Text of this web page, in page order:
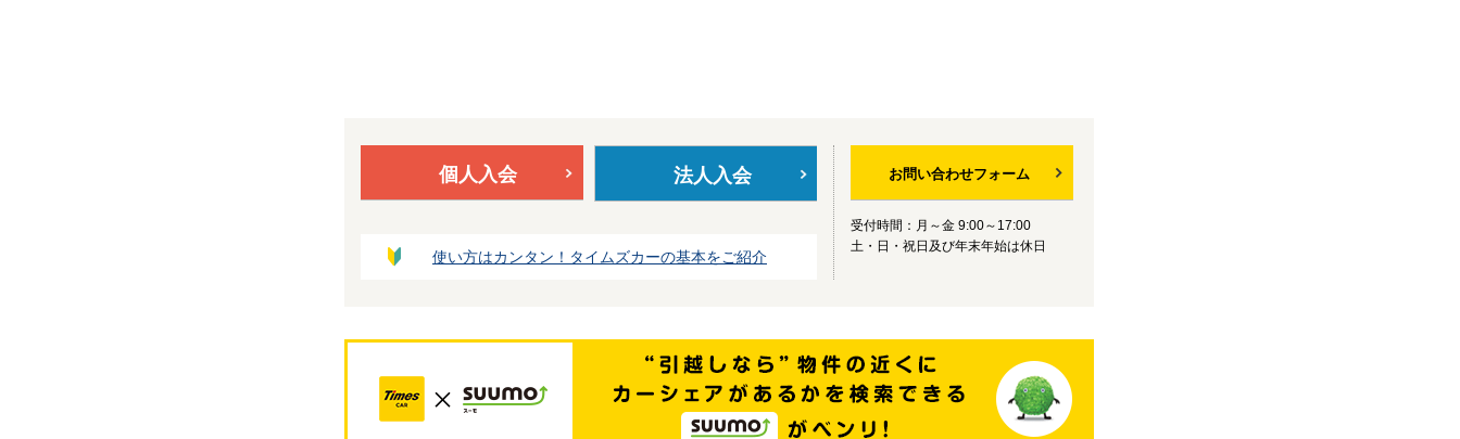
個人入会 法人入会
使い方はカンタン！タイムズカーの基本をご紹介
お問い合わせフォーム
受付時間：月～金 9:00～17:00
土・日・祝日及び年末年始は休日